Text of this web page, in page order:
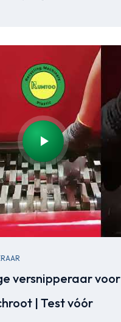
versnipperaar voor
| Test vóór